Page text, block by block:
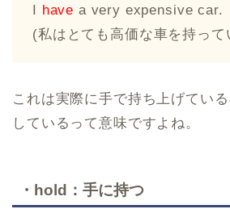
I have a very expensive car.
(私はとても高価な車を持って
これは実際に手で持ち上げてい
しているって意味ですよね。
・hold：手に持つ